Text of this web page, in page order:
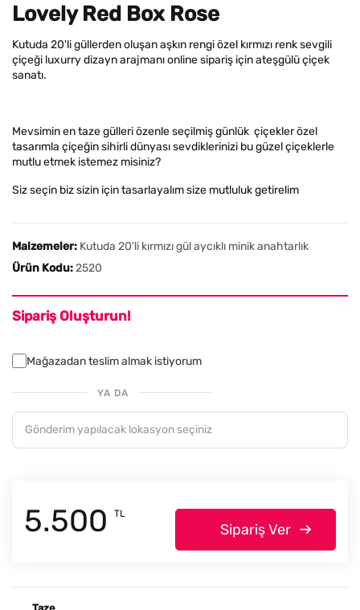
Lovely Red Box Rose
Kutuda 20'li güllerden oluşan aşkın rengi özel kırmızı renk sevgili
çiçeği luxurry dizayn arajmanı online sipariş için ateşgülü çiçek
sanatı.
Mevsimin en taze gülleri özenle seçilmiş günlük çiçekler özel
tasarımla çiçeğin sihirli dünyası sevdiklerinizi bu güzel çiçeklerle
mutlu etmek istemez misiniz?
Siz seçin biz sizin için tasarlayalım size mutluluk getirelim
Malzemeler: Kutuda 20'li kırmızı gül aycıklı minik anahtarlık
Ürün Kodu:2520
Sipariş Oluşturun!
Mağazadan teslim almak istiyorum
YA DA
5.500 TL
Sipariş Ver